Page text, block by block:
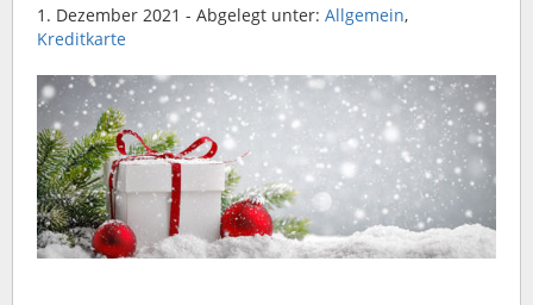
1. Dezember 2021 - Abgelegt unter: Allgemein,
Kreditkarte